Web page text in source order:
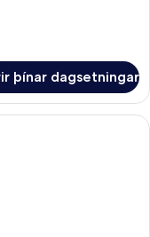
þínar dagsetningar
| Míníbar,